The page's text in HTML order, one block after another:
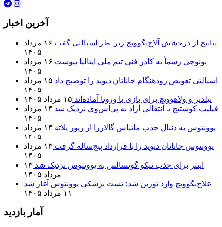
آخرین اخبار
پیانیچ از درخشش آلاج‌بگوویچ زیر نظر اسپالتی گفت
۱۶ مرداد
۱۴۰۵
بونوچی رسماً به کادر فنی تیم ملی ایتالیا پیوست
۱۶ مرداد
۱۴۰۵
اسپالتی تعویض زودهنگام جاناتان دیوید را توضیح داد
۱۵ مرداد
۱۴۰۵
ییلدیز و ولاهوویچ برای بازی با ورونا آماده‌اند ۱۵ مرداد ۱۴۰۵
فیلیپ کوستیچ با انتقالی آزاد به پی‌اس‌وی نزدیک شد
۱۴ مرداد
۱۴۰۵
یوونتوس به دنبال جذب ماتیاس گالارزا از ریور پلاته
۱۴ مرداد
۱۴۰۵
یوونتوس جاناتان دیوید را با قرارداد پنج‌ساله گرفت
۱۳ مرداد
۱۴۰۵
اینتر برای جذب نیکو گونسالس به یوونتوس نزدیک شد ۱۳
مرداد ۱۴۰۵
علاج‌بگوویچ وارد تورین شد؛ تست پزشکی یوونتوس آغاز شد
۱۱ مرداد ۱۴۰۵
آمار بازدید